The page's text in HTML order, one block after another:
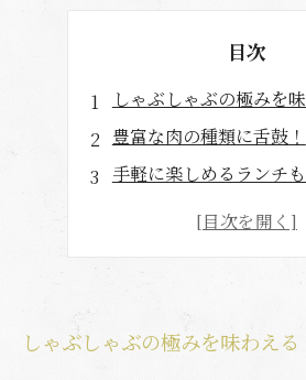
目次
しゃぶしゃぶの極みを
豊富な肉の種類に舌鼓！
手軽に楽しめるランチ
職人の技が光るこだわり
しゃぶしゃぶの極みを味わえる